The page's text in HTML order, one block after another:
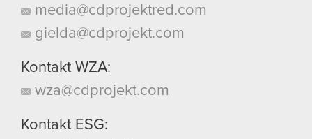
media@cdprojektred.com
gielda@cdprojekt.com
Kontakt WZA:
wza@cdprojekt.com
Kontakt ESG: